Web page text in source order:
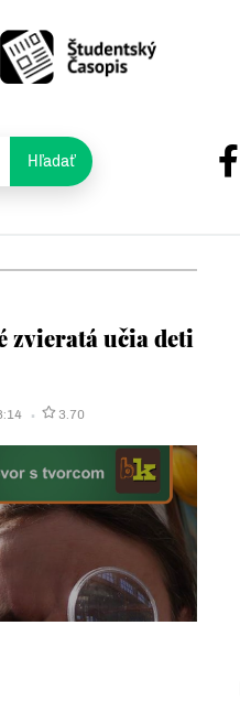
Hľadať
zvieratá učia deti
3.70